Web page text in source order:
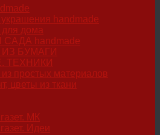
handmade
для дома
handmade
ИЗ БУМАГИ
ТЕХНИКИ
простых материалов
цветы из ткани
МК
Идеи